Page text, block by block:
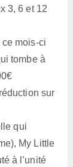
3, 6 et 12
ce mois-ci
tombe à
sur
qui
My Little
à l’unité